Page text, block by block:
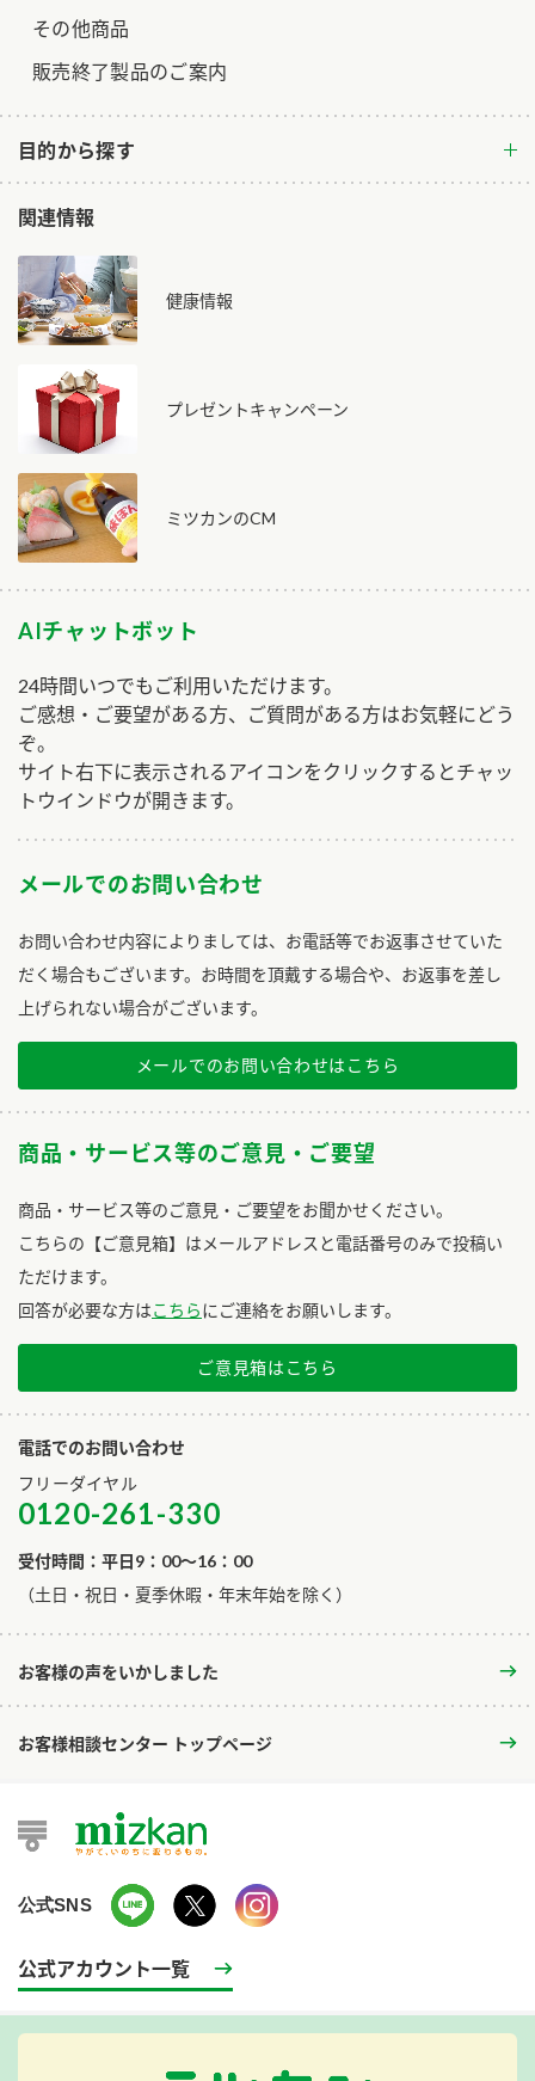
その他商品
販売終了製品のご案内
目的から探す
関連情報
健康情報
プレゼントキャンペーン
ミツカンのCM
AIチャットボット
24時間いつでもご利用いただけます。
ご感想・ご要望がある方、ご質問がある方はお気軽にどう
ぞ。
サイト右下に表示されるアイコンをクリックするとチャッ
トウインドウが開きます。
メールでのお問い合わせ
お問い合わせ内容によりましては、お電話等でお返事させていた
だく場合もございます。お時間を頂戴する場合や、お返事を差し
上げられない場合がございます。
メールでのお問い合わせはこちら
商品・サービス等のご意見・ご要望
商品・サービス等のご意見・ご要望をお聞かせください。
こちらの【ご意見箱】はメールアドレスと電話番号のみで投稿い
ただけます。
回答が必要な方はこちらにご連絡をお願いします。
ご意見箱はこちら
電話でのお問い合わせ
フリーダイヤル
0120-261-330
受付時間：平日9：00～16：00
​（土日・祝日・夏季休暇・年末年始を除く）
お客様の声をいかしました
お客様相談センター トップページ
公式SNS
公式アカウント一覧